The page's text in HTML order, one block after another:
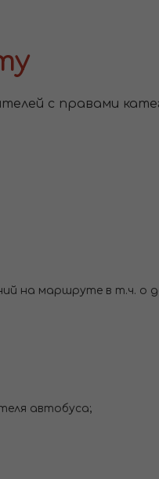
с правами
на маршруте в т.ч. о
автобуса;